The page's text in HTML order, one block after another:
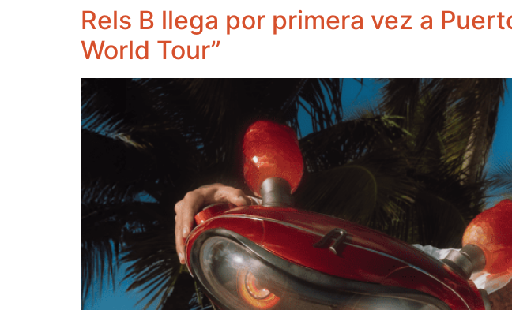
Rels B llega por primera vez a
World Tour”